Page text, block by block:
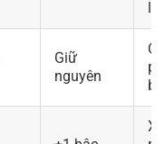
Giữ
nguyên